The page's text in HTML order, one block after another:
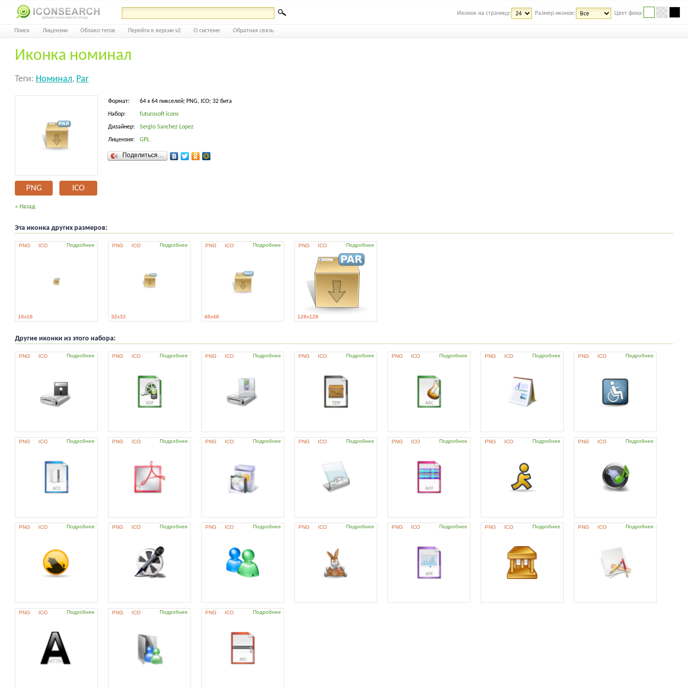
Иконок на страницу: Размер иконок: Цвет фона:
Поиск Лицензии Облако тегов Перейти к версии v2 О системе Обратная связь
Иконка номинал
Теги: Номинал, Par
PNG ICO
Формат: 64 x 64 пикселей; PNG, ICO; 32 бита
Набор: futurosoft icons
Дизайнер: Sergio Sanchez Lopez
Лицензия: GPL
Поделиться…
« Назад
Эта иконка других размеров:
PNG ICO Подробнее
16x16
PNG ICO Подробнее
32x32
PNG ICO Подробнее
48x48
PNG ICO Подробнее
128x128
Другие иконки из этого набора:
PNG ICO Подробнее PNG ICO Подробнее PNG ICO Подробнее PNG ICO Подробнее PNG ICO Подробнее PNG ICO Подробнее PNG ICO Подробнее
PNG ICO Подробнее PNG ICO Подробнее PNG ICO Подробнее PNG ICO Подробнее PNG ICO Подробнее PNG ICO Подробнее PNG ICO Подробнее
PNG ICO Подробнее PNG ICO Подробнее PNG ICO Подробнее PNG ICO Подробнее PNG ICO Подробнее PNG ICO Подробнее PNG ICO Подробнее
PNG ICO Подробнее PNG ICO Подробнее PNG ICO Подробнее